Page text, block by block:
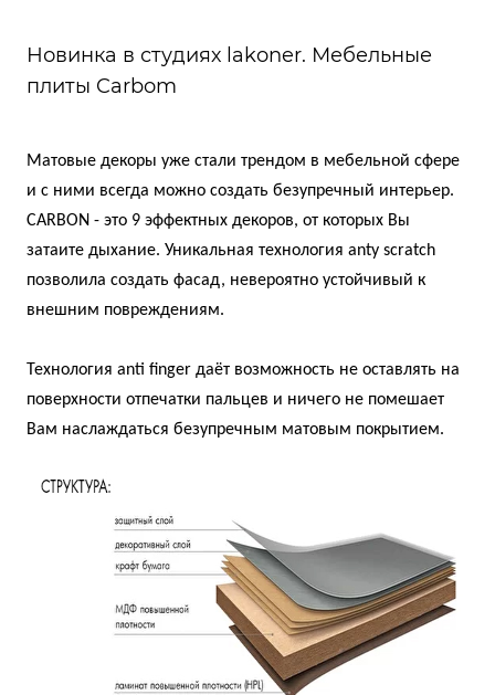
Новинка в студиях lakoner. Мебельные
плиты Carbom
Матовые декоры уже стали трендом в мебельной сфере
и с ними всегда можно создать безупречный интерьер.
CARBON - это 9 эффектных декоров, от которых Вы
затаите дыхание. Уникальная технология anty scratch
позволила создать фасад, невероятно устойчивый к
внешним повреждениям.
Технология anti finger даёт возможность не оставлять на
поверхности отпечатки пальцев и ничего не помешает
Вам наслаждаться безупречным матовым покрытием.